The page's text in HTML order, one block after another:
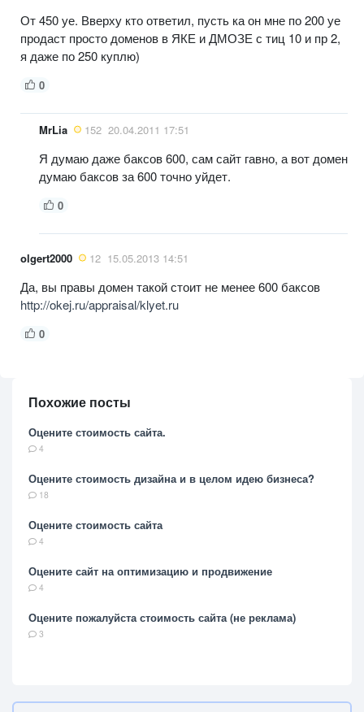
От 450 уе. Вверху кто ответил, пусть ка он мне по 200 уе
продаст просто доменов в ЯКЕ и ДМОЗЕ с тиц 10 и пр 2,
я даже по 250 куплю)
0
MrLia 152 20.04.2011 17:51
Я думаю даже баксов 600, сам сайт гавно, а вот домен
думаю баксов за 600 точно уйдет.
0
olgert2000 12 15.05.2013 14:51
Да, вы правы домен такой стоит не менее 600 баксов
http://okej.ru/appraisal/klyet.ru
0
Похожие посты
Оцените стоимость сайта.
4
Оцените стоимость дизайна и в целом идею бизнеса?
18
Оцените стоимость сайта
4
Оцените сайт на оптимизацию и продвижение
4
Оцените пожалуйста стоимость сайта (не реклама)
3